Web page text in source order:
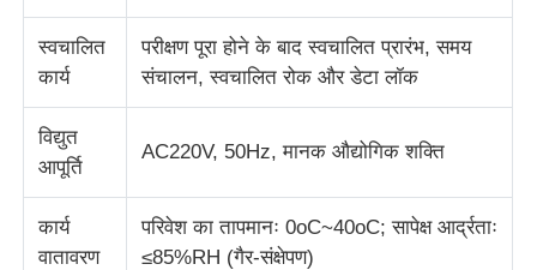
कपड़ा परीक्षण मशीन
तापमान और आर्द्रता नियंत्रक
कठोरता परीक्षक
स्वचालित
कार्य
परीक्षण पूरा होने के बाद स्वचालित प्रारंभ, समय
संचालन, स्वचालित रोक और डेटा लॉक
विद्युत
आपूर्ति
AC220V, 50Hz, मानक औद्योगिक शक्ति
कार्य
वातावरण
परिवेश का तापमानः 0oC~40oC; सापेक्ष आर्द्रताः
≤85%RH (गैर-संक्षेपण)